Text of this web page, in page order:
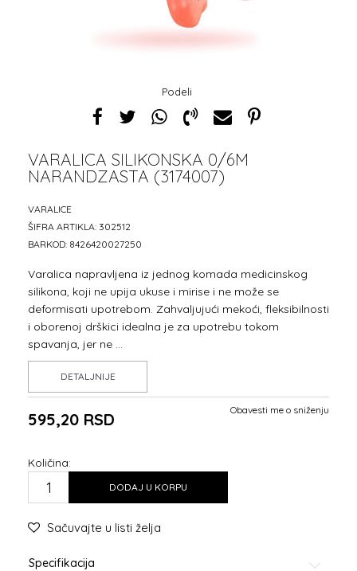
1 2 3 4
Podeli
VARALICA SILIKONSKA 0/6M
NARANDZASTA (3174007)
VARALICE
ŠIFRA ARTIKLA: 302512
BARKOD: 8426420027250
Varalica napravljena iz jednog komada medicinskog
silikona, koji ne upija ukuse i mirise i ne može se
deformisati upotrebom. Zahvaljujući mekoći, fleksibilnosti
i oborenoj drškici idealna je za upotrebu tokom
spavanja, jer ne ...
DETALJNIJE
595,20 RSD Obavesti me o sniženju
Količina:
DODAJ U KORPU
Sačuvajte u listi želja
Specifikacija